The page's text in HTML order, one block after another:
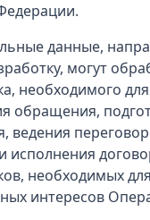
данные,
могут
необходимого для
обращения,
ведения
исполнения
необходимых
интересов